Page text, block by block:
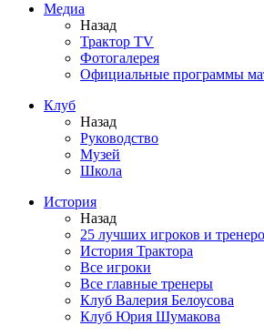
Медиа
Назад
Трактор TV
Фотогалерея
Официальные программы
Клуб
Назад
Руководство
Музей
Школа
История
Назад
25 лучших игроков и
История Трактора
Все игроки
Все главные тренеры
Клуб Валерия Белоусова
Клуб Юрия Шумакова